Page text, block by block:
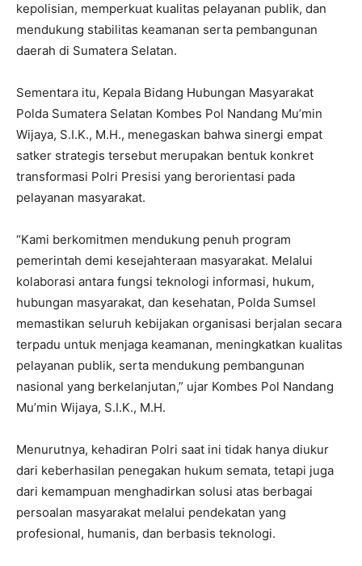
kepolisian, memperkuat kualitas pelayanan publik, dan
mendukung stabilitas keamanan serta pembangunan
daerah di Sumatera Selatan.
Sementara itu, Kepala Bidang Hubungan Masyarakat
Polda Sumatera Selatan Kombes Pol Nandang Mu’min
Wijaya, S.I.K., M.H., menegaskan bahwa sinergi empat
satker strategis tersebut merupakan bentuk konkret
transformasi Polri Presisi yang berorientasi pada
pelayanan masyarakat.
“Kami berkomitmen mendukung penuh program
pemerintah demi kesejahteraan masyarakat. Melalui
kolaborasi antara fungsi teknologi informasi, hukum,
hubungan masyarakat, dan kesehatan, Polda Sumsel
memastikan seluruh kebijakan organisasi berjalan secara
terpadu untuk menjaga keamanan, meningkatkan kualitas
pelayanan publik, serta mendukung pembangunan
nasional yang berkelanjutan,” ujar Kombes Pol Nandang
Mu’min Wijaya, S.I.K., M.H.
Menurutnya, kehadiran Polri saat ini tidak hanya diukur
dari keberhasilan penegakan hukum semata, tetapi juga
dari kemampuan menghadirkan solusi atas berbagai
persoalan masyarakat melalui pendekatan yang
profesional, humanis, dan berbasis teknologi.